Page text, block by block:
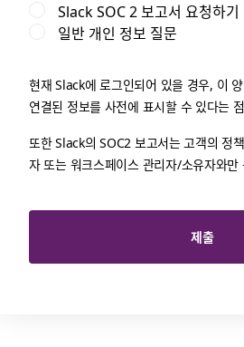
Slack SOC 2 보고서 요청하기
일반 개인 정보 질문
현재 Slack에 로그인되어 있을 경우, 이
연결된 정보를 사전에 표시할 수 있다는
또한 Slack의 SOC2 보고서는 고객의 정
자 또는 워크스페이스 관리자/소유자와만
제출